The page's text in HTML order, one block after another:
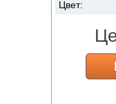
Цвет: